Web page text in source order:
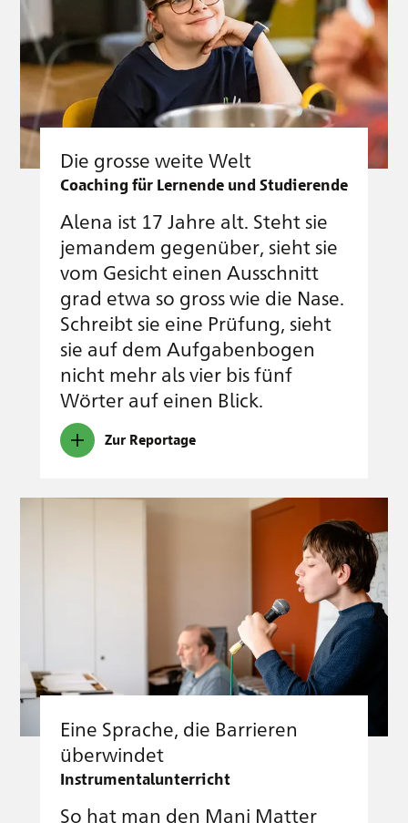
Die grosse weite Welt
Coaching für Lernende und Studierende
Alena ist 17 Jahre alt. Steht sie
jemandem gegenüber, sieht sie
vom Gesicht einen Ausschnitt
grad etwa so gross wie die Nase.
Schreibt sie eine Prüfung, sieht
sie auf dem Aufgabenbogen
nicht mehr als vier bis fünf
Wörter auf einen Blick.
Zur Reportage
Eine Sprache, die Barrieren
überwindet
Instrumentalunterricht
So hat man den Mani Matter